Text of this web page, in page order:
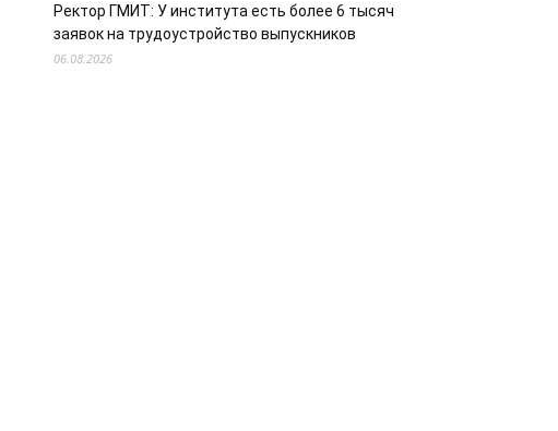
Ректор ГМИТ: У института есть более 6 тысяч
заявок на трудоустройство выпускников
06.08.2026